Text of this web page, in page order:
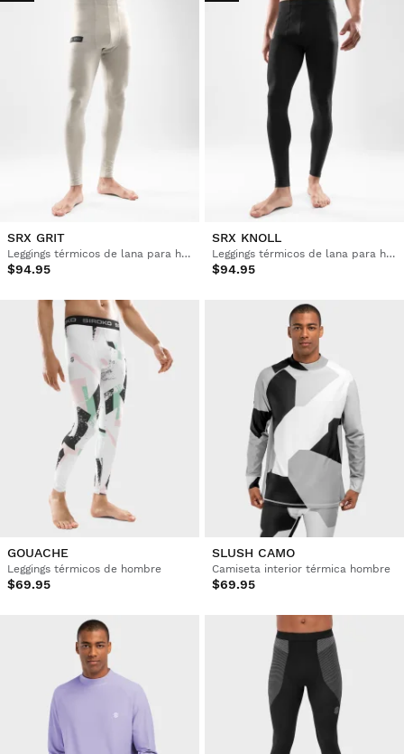
SRX GRIT
Leggings térmicos de lana para hombre
$94.95
SRX KNOLL
Leggings térmicos de lana para hombre
$94.95
GOUACHE
Leggings térmicos de hombre
$69.95
SLUSH CAMO
Camiseta interior térmica hombre
$69.95